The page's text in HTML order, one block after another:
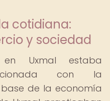
cotidiana:
y sociedad
Uxmal estaba
con la
de la economía